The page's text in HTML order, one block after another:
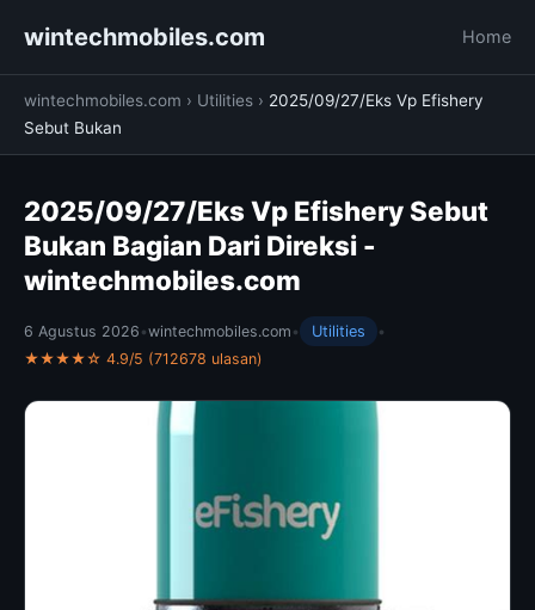
wintechmobiles.com Home
wintechmobiles.com › Utilities › 2025/09/27/Eks Vp Efishery
Sebut Bukan
2025/09/27/Eks Vp Efishery Sebut
Bukan Bagian Dari Direksi -
wintechmobiles.com
6 Agustus 2026 •wintechmobiles.com • Utilities
•
★★★★☆ 4.9/5 (712678 ulasan)